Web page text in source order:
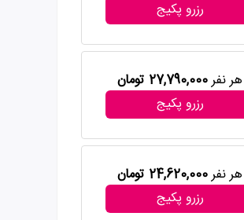
رزرو پکیج
هر نفر27,790,000 تومان
رزرو پکیج
هر نفر24,620,000 تومان
رزرو پکیج